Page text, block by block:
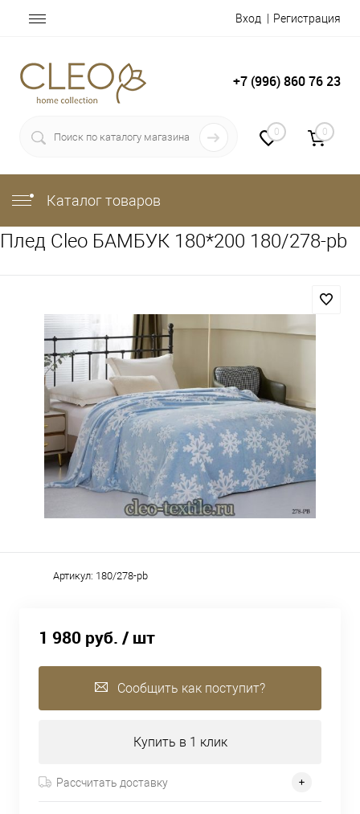
Вход Регистрация
+7 (996) 860 76 23
0 0
Каталог товаров
Плед Cleo БАМБУК 180*200 180/278-pb
Артикул: 180/278-pb
1 980 руб. / шт
Сообщить как поступит?
Купить в 1 клик
Рассчитать доставку